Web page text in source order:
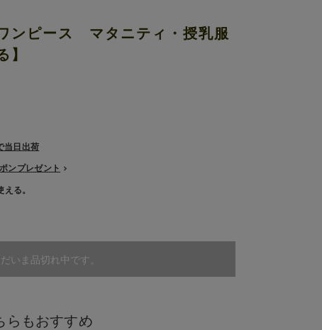
ンピース マタニティ・授乳服
】
当日出荷
ンプレゼント
える。
いま品切れ中です。
らもおすすめ